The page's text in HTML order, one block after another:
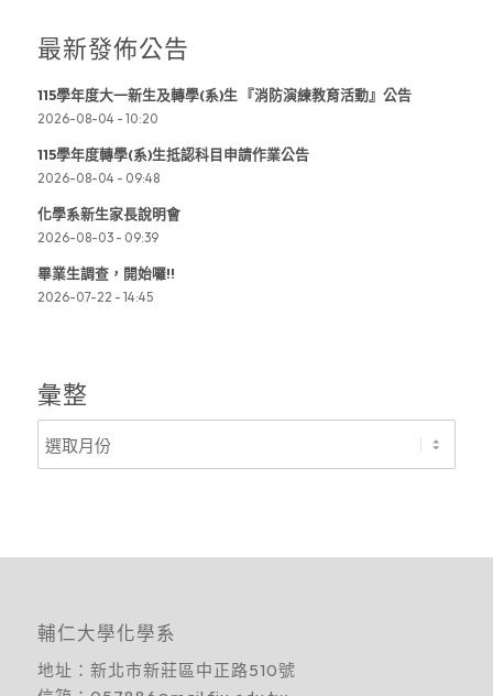
最新發佈公告
115學年度大一新生及轉學(系)生 『消防演練教育活動』公告
2026-08-04 - 10:20
115學年度轉學(系)生抵認科目申請作業公告
2026-08-04 - 09:48
化學系新生家長說明會
2026-08-03 - 09:39
畢業生調查，開始囉!!
2026-07-22 - 14:45
彙整
輔仁大學化學系
地址： 新北市新莊區中正路510號